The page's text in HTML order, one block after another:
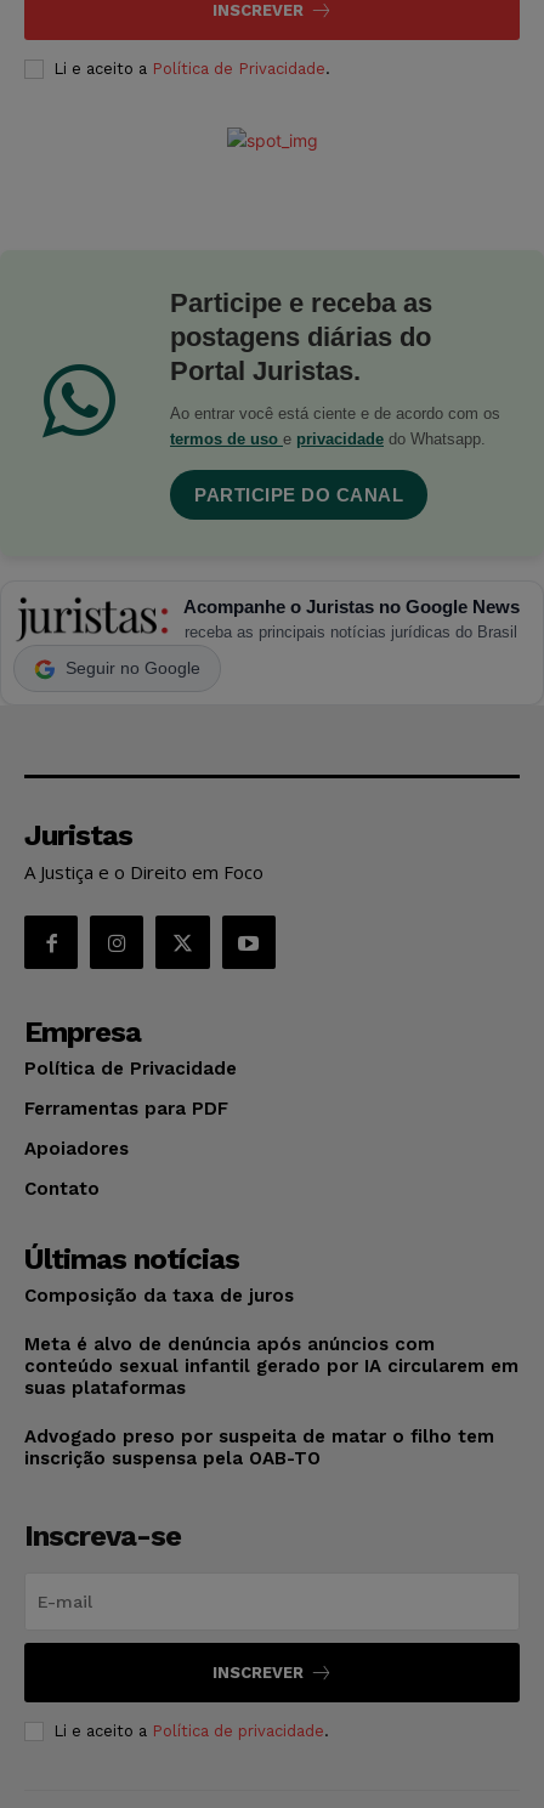
INSCREVER
Li e aceito a Política de Privacidade.
Participe e receba as
postagens diárias do
Portal Juristas.
Ao entrar você está ciente e de acordo com os
termos de uso e privacidade do Whatsapp.
PARTICIPE DO CANAL
Acompanhe o Juristas no Google News
receba as principais notícias jurídicas do Brasil
Seguir no Google
Juristas
A Justiça e o Direito em Foco
Empresa
Política de Privacidade
Ferramentas para PDF
Apoiadores
Contato
Últimas notícias
Composição da taxa de juros
Meta é alvo de denúncia após anúncios com
conteúdo sexual infantil gerado por IA circularem em
suas plataformas
Advogado preso por suspeita de matar o filho tem
inscrição suspensa pela OAB-TO
Inscreva-se
INSCREVER
Li e aceito a Política de privacidade.